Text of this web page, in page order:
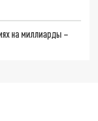
на миллиарды –